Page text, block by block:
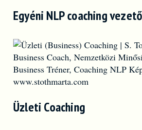
Egyéni NLP coaching
Üzleti Coaching